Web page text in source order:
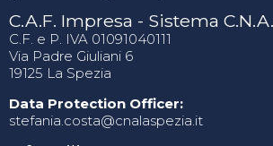
C.A.F. Impresa - Sistema
C.F. e P. IVA 01091040111
Via Padre Giuliani 6
19125 La Spezia
Data Protection Officer:
stefania.costa@cnalaspezia.it